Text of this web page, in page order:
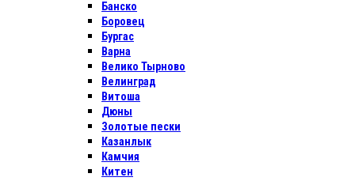
Банско
Боровец
Бургас
Варна
Велико Тырново
Велинград
Витоша
Дюны
Золотые пески
Казанлык
Камчия
Китен